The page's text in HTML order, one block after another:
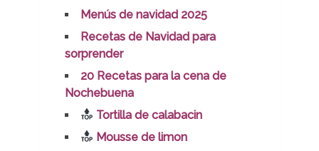
Menús de navidad 2025
Recetas de Navidad para
sorprender
20 Recetas para la cena de
Nochebuena
Tortilla de calabacin
Mousse de limon